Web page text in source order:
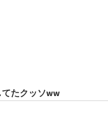
たクッソww